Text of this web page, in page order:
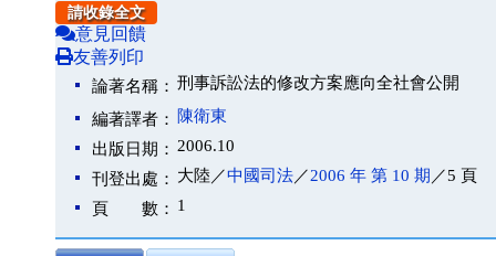
請收錄全文
意見回饋
友善列印
論著名稱： 刑事訴訟法的修改方案應向全社會公開
編著譯者：
陳衛東
出版日期： 2006.10
刊登出處： 大陸／中國司法／2006 年 第 10 期 ／5 頁
頁 數： 1